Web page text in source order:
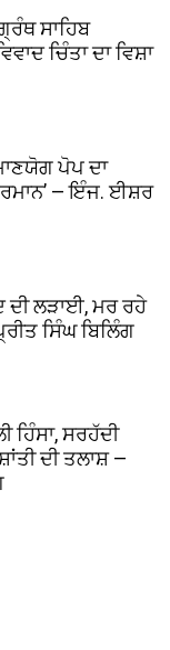
ਸਾਹਿਬ
ਚਿੰਤਾ ਦਾ ਵਿਸ਼ਾ
ਪੋਪ ਦਾ
— ਇੰਜ. ਈਸ਼ਰ
ਦੀ ਲੜਾਈ, ਮਰ ਰਹੇ
ਸਿੰਘ ਬਿਲਿੰਗ
ਹਿੰਸਾ, ਸਰਹੱਦੀ
ਦੀ ਤਲਾਸ਼ —